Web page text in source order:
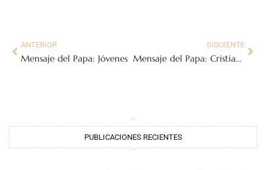
ANTERIOR
Mensaje del Papa: Jóvenes
SIGUIENTE
Mensaje del Papa: Cristianos de África
PUBLICACIONES RECIENTES